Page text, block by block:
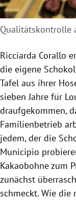
Qualitätskontrolle
Ricciarda Corallo
die eigene
Tafel aus ihrer
sieben Jahre für
draufgekommen,
Familienbetrieb
jedem, der die
Municipio
Kakaobohnezum
zunächst
schmeckt. Wie die